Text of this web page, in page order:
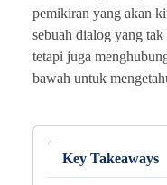
pemikiran yang akan
sebuah dialog yang
tetapi juga
bawah untuk
Key Takeaways